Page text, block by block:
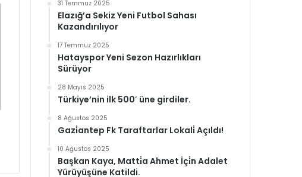
31 Temmuz 2025
Elazığ’a Sekiz Yeni Futbol Sahası
Kazandırılıyor
17 Temmuz 2025
Hatayspor Yeni Sezon Hazırlıkları
Sürüyor
28 Mayıs 2025
Türkiye’nin ilk 500′ üne girdiler.
8 Ağustos 2025
Gazi̇antep Fk Taraftarlar Lokali̇ Açıldı!
10 Ağustos 2025
Başkan Kaya, Matti̇a Ahmet İçi̇n Adalet
Yürüyüşüne Katildi.